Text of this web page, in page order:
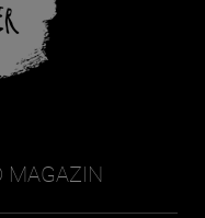
MAGAZIN